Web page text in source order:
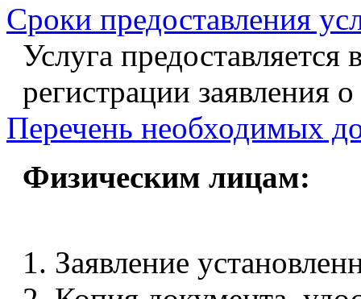
Сроки предоставления
Услуга
регистрации заявления
Перечень необходимых
Физическим лицам:
1. Заявление